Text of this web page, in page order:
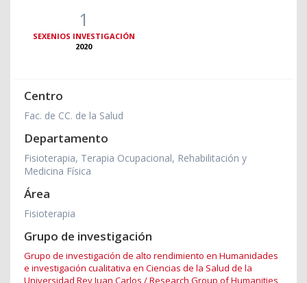
1
SEXENIOS INVESTIGACIÓN
2020
Centro
Fac. de CC. de la Salud
Departamento
Fisioterapia, Terapia Ocupacional, Rehabilitación y
Medicina Física
Área
Fisioterapia
Grupo de investigación
Grupo de investigación de alto rendimiento en Humanidades
e investigación cualitativa en Ciencias de la Salud de la
Universidad Rey Juan Carlos / Research Group of Humanities